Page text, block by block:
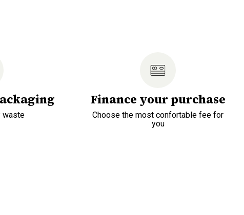
waste
Finance your purchase
Choose the most confortable fee for
you